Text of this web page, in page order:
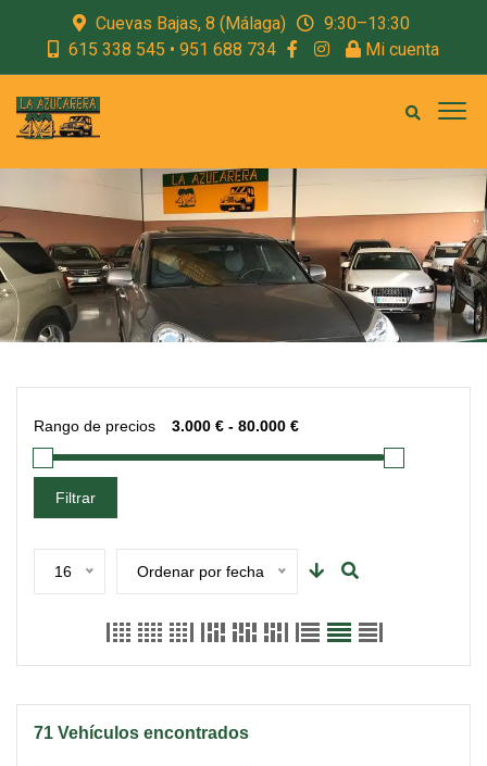
Cuevas Bajas, 8 (Málaga)
9:30–13:30
615 338 545 • 951 688 734
Mi cuenta
Rango de precios
Filtrar
16 Ordenar por fecha
71 Vehículos encontrados